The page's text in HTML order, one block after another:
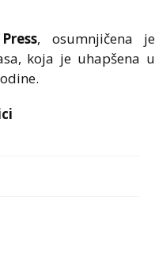
, osumnjičena je
koja je uhapšena u